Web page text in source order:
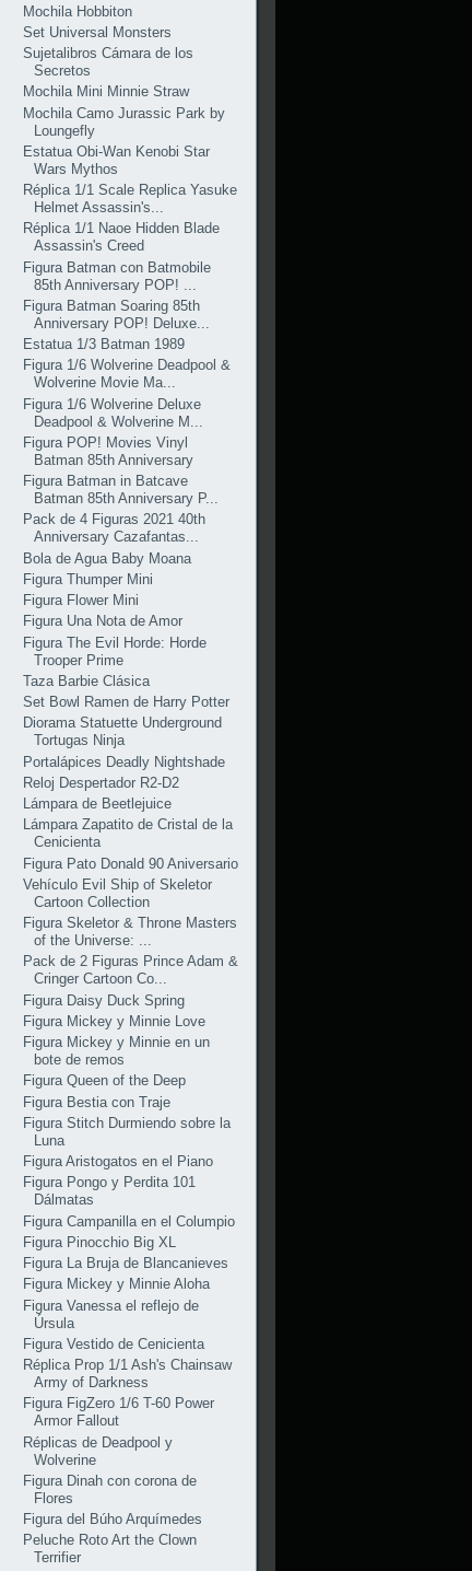
Mochila Hobbiton
Set Universal Monsters
Sujetalibros Cámara de los
Secretos
Mochila Mini Minnie Straw
Mochila Camo Jurassic Park by
Loungefly
Estatua Obi-Wan Kenobi Star
Wars Mythos
Réplica 1/1 Scale Replica Yasuke
Helmet Assassin's...
Réplica 1/1 Naoe Hidden Blade
Assassin's Creed
Figura Batman con Batmobile
85th Anniversary POP! ...
Figura Batman Soaring 85th
Anniversary POP! Deluxe...
Estatua 1/3 Batman 1989
Figura 1/6 Wolverine Deadpool &
Wolverine Movie Ma...
Figura 1/6 Wolverine Deluxe
Deadpool & Wolverine M...
Figura POP! Movies Vinyl
Batman 85th Anniversary
Figura Batman in Batcave
Batman 85th Anniversary P...
Pack de 4 Figuras 2021 40th
Anniversary Cazafantas...
Bola de Agua Baby Moana
Figura Thumper Mini
Figura Flower Mini
Figura Una Nota de Amor
Figura The Evil Horde: Horde
Trooper Prime
Taza Barbie Clásica
Set Bowl Ramen de Harry Potter
Diorama Statuette Underground
Tortugas Ninja
Portalápices Deadly Nightshade
Reloj Despertador R2-D2
Lámpara de Beetlejuice
Lámpara Zapatito de Cristal de la
Cenicienta
Figura Pato Donald 90 Aniversario
Vehículo Evil Ship of Skeletor
Cartoon Collection
Figura Skeletor & Throne Masters
of the Universe: ...
Pack de 2 Figuras Prince Adam &
Cringer Cartoon Co...
Figura Daisy Duck Spring
Figura Mickey y Minnie Love
Figura Mickey y Minnie en un
bote de remos
Figura Queen of the Deep
Figura Bestia con Traje
Figura Stitch Durmiendo sobre la
Luna
Figura Aristogatos en el Piano
Figura Pongo y Perdita 101
Dálmatas
Figura Campanilla en el Columpio
Figura Pinocchio Big XL
Figura La Bruja de Blancanieves
Figura Mickey y Minnie Aloha
Figura Vanessa el reflejo de
Úrsula
Figura Vestido de Cenicienta
Réplica Prop 1/1 Ash's Chainsaw
Army of Darkness
Figura FigZero 1/6 T-60 Power
Armor Fallout
Réplicas de Deadpool y
Wolverine
Figura Dinah con corona de
Flores
Figura del Búho Arquímedes
Peluche Roto Art the Clown
Terrifier